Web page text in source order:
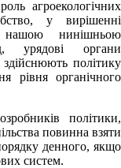
агроекологічних
у вирішенні
нашою нинішньою
урядові органи
політику
рівня органічного
політики,
повинна взяти
денного, якщо
систем.